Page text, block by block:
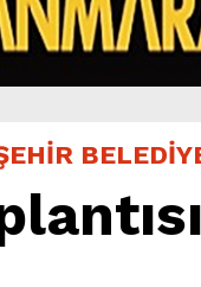
Kırsalına Değer
Eğlence ve
KAFUM’da